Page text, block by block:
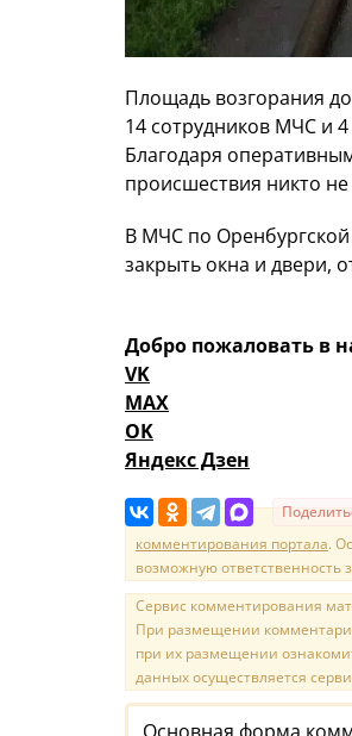
Площадь возгорания
14 сотрудников МЧС и
Благодаря
происшествия никто не
В МЧС по
закрыть окна и двери,
Добро пожаловать в
VK
MAX
OK
Яндекс Дзен
комментирования портала.
возможную ответственность
Сервис комментирования
При размещении
при их размещении
данных осуществляется